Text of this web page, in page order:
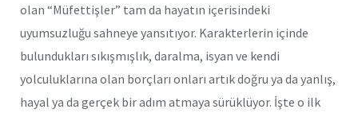
olan “Müfettişler” tam da hayatın içerisindeki
uyumsuzluğu sahneye yansıtıyor. Karakterlerin içinde
bulundukları sıkışmışlık, daralma, isyan ve kendi
yolculuklarına olan borçları onları artık doğru ya da yanlış,
hayal ya da gerçek bir adım atmaya sürüklüyor. İşte o ilk